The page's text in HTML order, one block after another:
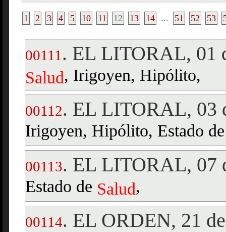
1 2 3 4 5 10 11 12 13 14 ... 51 52 53
00111 . EL LITORAL, 01
Salud, Irigoyen, Hipólito,
00112. EL LITORAL, 03
Irigoyen, Hipólito, Estado
00113. EL LITORAL, 07
Estado de Salud,
00114. EL ORDEN, 21